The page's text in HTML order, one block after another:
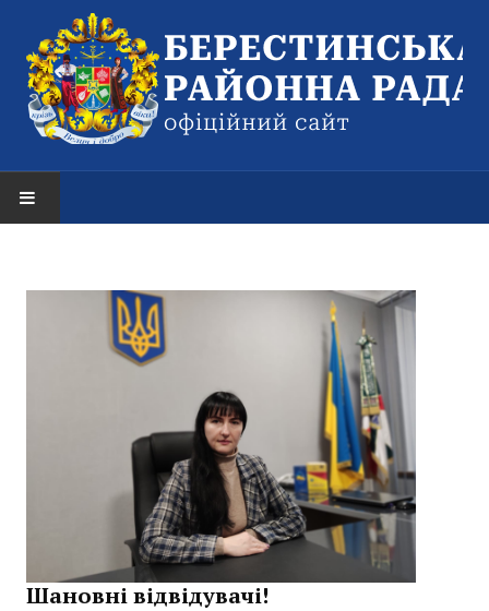
Оголошення
РАЙОННА РАДА
Структура районної ради
Депутати районної ради
Депутати районної ради
Постійні комісії районної ради
Шановні відвідувачі!